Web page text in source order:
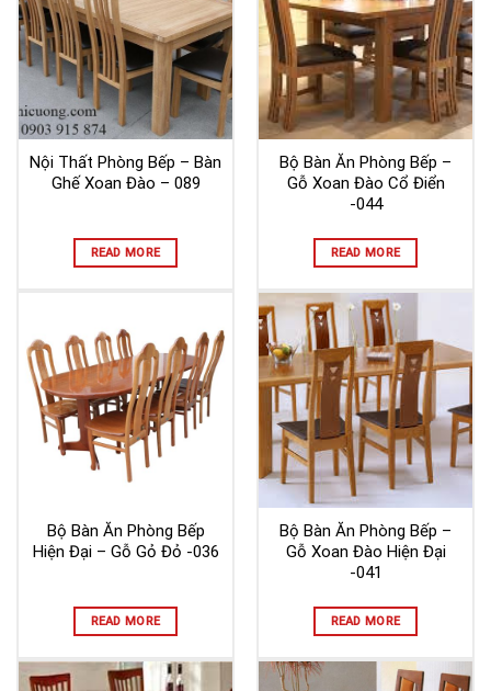
Nội Thất Phòng Bếp – Bàn
Ghế Xoan Đào – 089
READ MORE
Bộ Bàn Ăn Phòng Bếp –
Gỗ Xoan Đào Cổ Điển
-044
READ MORE
Bộ Bàn Ăn Phòng Bếp
Hiện Đại – Gỗ Gỏ Đỏ -036
READ MORE
Bộ Bàn Ăn Phòng Bếp –
Gỗ Xoan Đào Hiện Đại
-041
READ MORE